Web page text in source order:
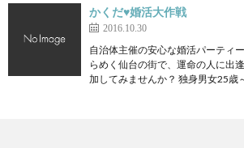
かくだ♥婚活大作戦
2016.10.30
自治体主催の安心な婚活パーティ
らめく仙台の街で、運命の人に出
加してみませんか？ 独身男女25歳